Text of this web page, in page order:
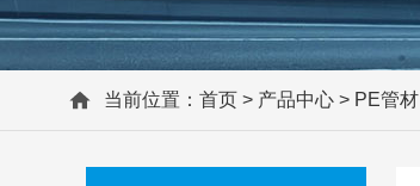
当前位置： 首页 > 产品中心 > PE管材